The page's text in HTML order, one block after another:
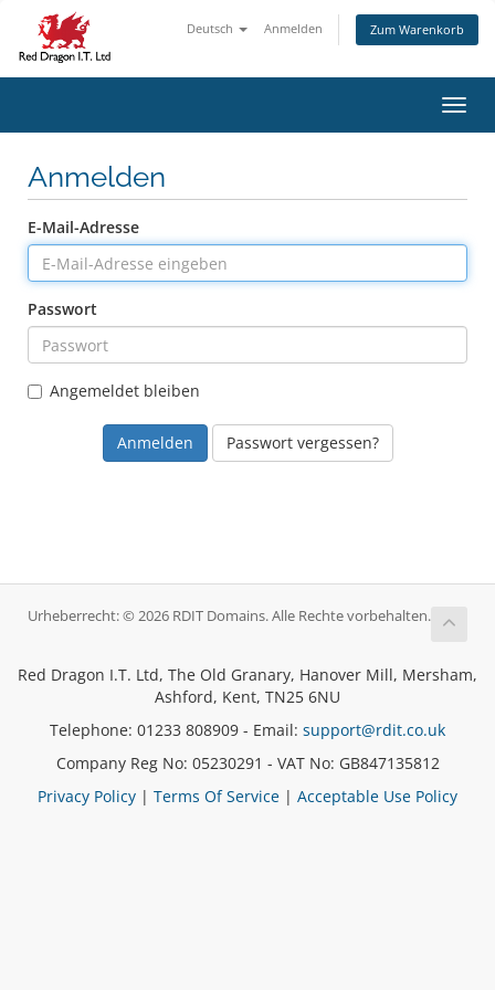
Deutsch Anmelden Zum Warenkorb
Anmelden
E-Mail-Adresse
Passwort
Angemeldet bleiben
Passwort vergessen?
Urheberrecht: © 2026 RDIT Domains. Alle Rechte vorbehalten.
Red Dragon I.T. Ltd, The Old Granary, Hanover Mill, Mersham,
Ashford, Kent, TN25 6NU
Telephone: 01233 808909 - Email: support@rdit.co.uk
Company Reg No: 05230291 - VAT No: GB847135812
Privacy Policy | Terms Of Service | Acceptable Use Policy